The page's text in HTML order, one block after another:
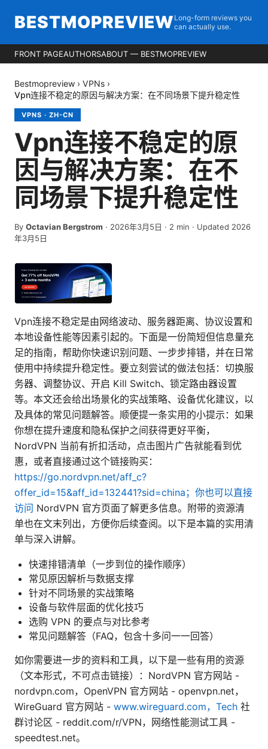
BESTMOPREVIEW Long-form reviews you
can actually use.
FRONT PAGEAUTHORSABOUT — BESTMOPREVIEW
Bestmopreview › VPNs ›
Vpn连接不稳定的原因与解决方案：在不同场景下提升稳定性
VPNS · ZH-CN
Vpn连接不稳定的原
因与解决方案：在不
同场景下提升稳定性
By Octavian Bergstrom · 2026年3月5日 · 2 min · Updated 2026
年3月5日
Vpn连接不稳定是由网络波动、服务器距离、协议设置和
本地设备性能等因素引起的。下面是一份简短但信息量充
足的指南，帮助你快速识别问题、一步步排错，并在日常
使用中持续提升稳定性。要立刻尝试的做法包括：切换服
务器、调整协议、开启 Kill Switch、锁定路由器设置
等。本文还会给出场景化的实战策略、设备优化建议，以
及具体的常见问题解答。顺便提一条实用的小提示：如果
你想在提升速度和隐私保护之间获得更好平衡，
NordVPN 当前有折扣活动，点击图片广告就能看到优
惠，或者直接通过这个链接购买：
https://go.nordvpn.net/aff_c?
offer_id=15&aff_id=132441?sid=china；你也可以直接
访问 NordVPN 官方页面了解更多信息。附带的资源清
单也在文末列出，方便你后续查阅。以下是本篇的实用清
单与深入讲解。
快速排错清单（一步到位的操作顺序）
常见原因解析与数据支撑
针对不同场景的实战策略
设备与软件层面的优化技巧
选购 VPN 的要点与对比参考
常见问题解答（FAQ，包含十多问一一回答）
如你需要进一步的资料和工具，以下是一些有用的资源
（文本形式，不可点击链接）：NordVPN 官方网站 -
nordvpn.com，OpenVPN 官方网站 - openvpn.net，
WireGuard 官方网站 - www.wireguard.com，Tech 社
群讨论区 - reddit.com/r/VPN，网络性能测试工具 -
speedtest.net。